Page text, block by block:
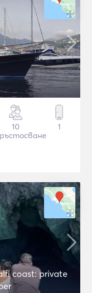
10
1
coast: private